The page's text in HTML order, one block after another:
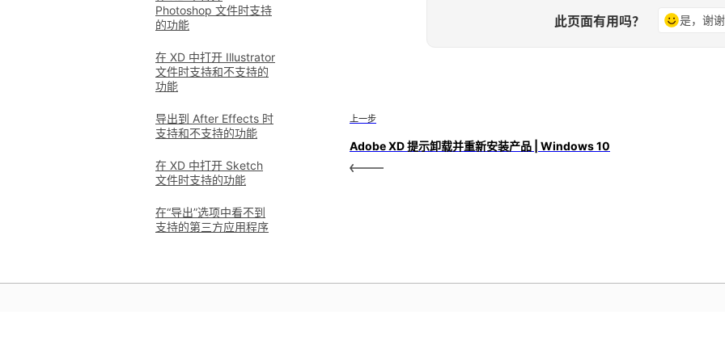
Photoshop 文件时支持
的功能
在 XD 中打开 Illustrator
文件时支持和不支持的
功能
导出到 After Effects 时
支持和不支持的功能
在 XD 中打开 Sketch
文件时支持的功能
在“导出”选项中看不到
支持的第三方应用程序
此页面有用吗？ 是，谢谢
上一步
Adobe XD 提示卸载并重新安装产品 | Windows 10